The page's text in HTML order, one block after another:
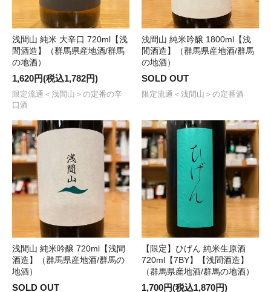
浅間山 純米 大辛口 720ml【浅
間酒造】（群馬県産地酒/群馬
の地酒）
1,620円(税込1,782円)
限定流通＜浅間山＞の定番の辛
口酒
浅間山 純米吟醸 1800ml【浅
間酒造】（群馬県産地酒/群馬
の地酒）
SOLD OUT
限定流通＜浅間山＞の定番酒
浅間山 純米吟醸 720ml【浅間
酒造】（群馬県産地酒/群馬の
地酒）
SOLD OUT
【限定】ひげん 純米生原酒
720ml【7BY】【浅間酒造】
（群馬県産地酒/群馬の地酒）
1,700円(税込1,870円)